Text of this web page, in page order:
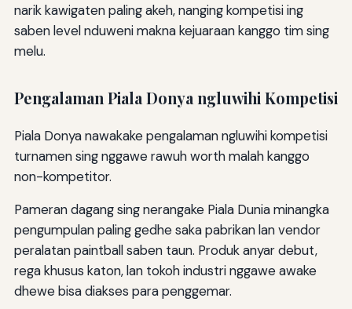
narik kawigaten paling akeh, nanging kompetisi ing
saben level nduweni makna kejuaraan kanggo tim sing
melu.
Pengalaman Piala Donya ngluwihi Kompetisi
Piala Donya nawakake pengalaman ngluwihi kompetisi
turnamen sing nggawe rawuh worth malah kanggo
non-kompetitor.
Pameran dagang sing nerangake Piala Dunia minangka
pengumpulan paling gedhe saka pabrikan lan vendor
peralatan paintball saben taun. Produk anyar debut,
rega khusus katon, lan tokoh industri nggawe awake
dhewe bisa diakses para penggemar.